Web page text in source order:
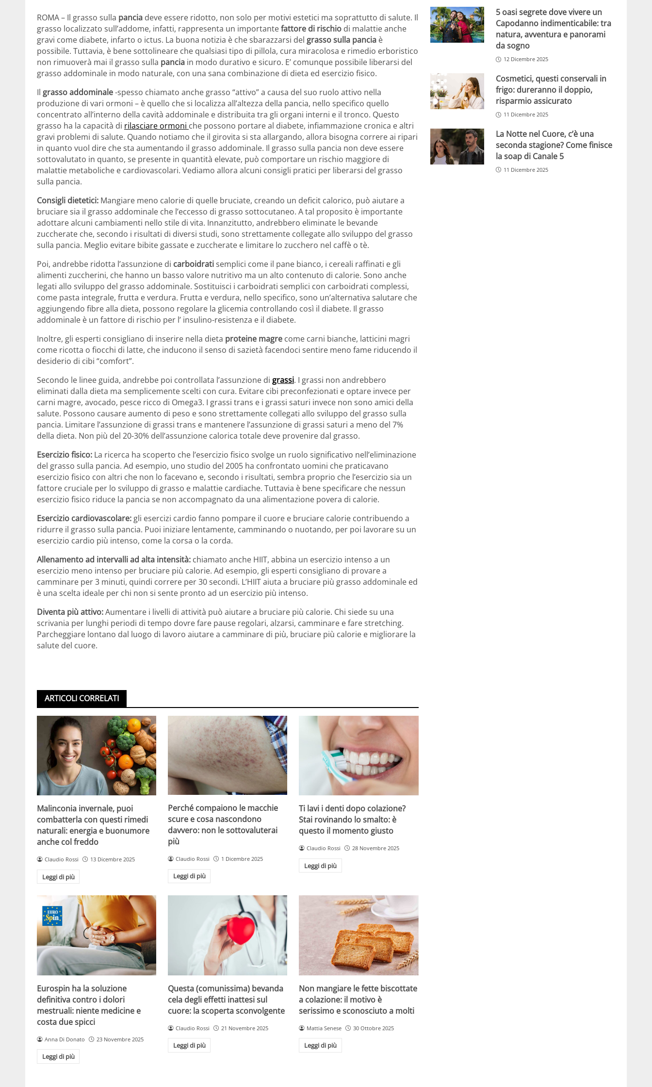
ROMA – Il grasso sulla pancia deve essere ridotto, non solo per motivi estetici ma soprattutto di salute. Il
grasso localizzato sull’addome, infatti, rappresenta un importantefattore di rischio di malattie anche
gravi come diabete, infarto o ictus. La buona notizia è che sbarazzarsi del grasso sulla pancia è
possibile. Tuttavia, è bene sottolineare che qualsiasi tipo di pillola, cura miracolosa e rimedio erboristico
non rimuoverà mai il grasso sulla pancia in modo durativo e sicuro. E’ comunque possibile liberarsi del
grasso addominale in modo naturale, con una sana combinazione di dieta ed esercizio fisico.
Il grasso addominale-spesso chiamato anche grasso “attivo” a causa del suo ruolo attivo nella
produzione di vari ormoni – è quello che si localizza all’altezza della pancia, nello specifico quello
concentrato all’interno della cavità addominale e distribuita tra gli organi interni e il tronco. Questo
grasso ha la capacità di rilasciare ormoni che possono portare al diabete, infiammazione cronica e altri
gravi problemi di salute. Quando notiamo che il girovita si sta allargando, allora bisogna correre ai ripari
in quanto vuol dire che sta aumentando il grasso addominale. Il grasso sulla pancia non deve essere
sottovalutato in quanto, se presente in quantità elevate, può comportare un rischio maggiore di
malattie metaboliche e cardiovascolari. Vediamo allora alcuni consigli pratici per liberarsi del grasso
sulla pancia.
Consigli dietetici: Mangiare meno calorie di quelle bruciate, creando un deficit calorico, può aiutare a
bruciare sia il grasso addominale che l’eccesso di grasso sottocutaneo. A tal proposito è importante
adottare alcuni cambiamenti nello stile di vita. Innanzitutto, andrebbero eliminate le bevande
zuccherate che, secondo i risultati di diversi studi, sono strettamente collegate allo sviluppo del grasso
sulla pancia. Meglio evitare bibite gassate e zuccherate e limitare lo zucchero nel caffè o tè.
Poi, andrebbe ridotta l’assunzione di carboidratisemplici come il pane bianco, i cereali raffinati e gli
alimenti zuccherini, che hanno un basso valore nutritivo ma un alto contenuto di calorie. Sono anche
legati allo sviluppo del grasso addominale. Sostituisci i carboidrati semplici con carboidrati complessi,
come pasta integrale, frutta e verdura. Frutta e verdura, nello specifico, sono un’alternativa salutare che
aggiungendo fibre alla dieta, possono regolare la glicemia controllando così il diabete. Il grasso
addominale è un fattore di rischio per l’ insulino-resistenza e il diabete.
Inoltre, gli esperti consigliano di inserire nella dieta proteine magre come carni bianche, latticini magri
come ricotta o fiocchi di latte, che inducono il senso di sazietà facendoci sentire meno fame riducendo il
desiderio di cibi “comfort”.
Secondo le linee guida, andrebbe poi controllata l’assunzione di grassi. I grassi non andrebbero
eliminati dalla dieta ma semplicemente scelti con cura. Evitare cibi preconfezionati e optare invece per
carni magre, avocado, pesce ricco di Omega3. I grassi trans e i grassi saturi invece non sono amici della
salute. Possono causare aumento di peso e sono strettamente collegati allo sviluppo del grasso sulla
pancia. Limitare l’assunzione di grassi trans e mantenere l’assunzione di grassi saturi a meno del 7%
della dieta. Non più del 20-30% dell’assunzione calorica totale deve provenire dal grasso.
Esercizio fisico: La ricerca ha scoperto che l’esercizio fisico svolge un ruolo significativo nell’eliminazione
del grasso sulla pancia. Ad esempio, uno studio del 2005 ha confrontato uomini che praticavano
esercizio fisico con altri che non lo facevano e, secondo i risultati, sembra proprio che l’esercizio sia un
fattore cruciale per lo sviluppo di grasso e malattie cardiache. Tuttavia è bene specificare che nessun
esercizio fisico riduce la pancia se non accompagnato da una alimentazione povera di calorie.
Esercizio cardiovascolare: gli esercizi cardio fanno pompare il cuore e bruciare calorie contribuendo a
ridurre il grasso sulla pancia. Puoi iniziare lentamente, camminando o nuotando, per poi lavorare su un
esercizio cardio più intenso, come la corsa o la corda.
Allenamento ad intervalli ad alta intensità: chiamato anche HIIT, abbina un esercizio intenso a un
esercizio meno intenso per bruciare più calorie. Ad esempio, gli esperti consigliano di provare a
camminare per 3 minuti, quindi correre per 30 secondi. L’HIIT aiuta a bruciare più grasso addominale ed
è una scelta ideale per chi non si sente pronto ad un esercizio più intenso.
Diventa più attivo:Aumentare i livelli di attività può aiutare a bruciare più calorie. Chi siede su una
scrivania per lunghi periodi di tempo dovre fare pause regolari, alzarsi, camminare e fare stretching.
Parcheggiare lontano dal luogo di lavoro aiutare a camminare di più, bruciare più calorie e migliorare la
salute del cuore.
ARTICOLI CORRELATI
Malinconia invernale, puoi
combatterla con questi rimedi
naturali: energia e buonumore
anche col freddo
Claudio Rossi 13 Dicembre 2025
Leggi di più
Perché compaiono le macchie
scure e cosa nascondono
davvero: non le sottovaluterai
più
Claudio Rossi 1 Dicembre 2025
Leggi di più
Ti lavi i denti dopo colazione?
Stai rovinando lo smalto: è
questo il momento giusto
Claudio Rossi 28 Novembre 2025
Leggi di più
Eurospin ha la soluzione
definitiva contro i dolori
mestruali: niente medicine e
costa due spicci
Anna Di Donato 23 Novembre 2025
Leggi di più
Questa (comunissima) bevanda
cela degli effetti inattesi sul
cuore: la scoperta sconvolgente
Claudio Rossi 21 Novembre 2025
Leggi di più
Non mangiare le fette biscottate
a colazione: il motivo è
serissimo e sconosciuto a molti
Mattia Senese 30 Ottobre 2025
Leggi di più
5 oasi segrete dove vivere un
Capodanno indimenticabile: tra
natura, avventura e panorami
da sogno
12 Dicembre 2025
Cosmetici, questi conservali in
frigo: dureranno il doppio,
risparmio assicurato
11 Dicembre 2025
La Notte nel Cuore, c’è una
seconda stagione? Come finisce
la soap di Canale 5
11 Dicembre 2025